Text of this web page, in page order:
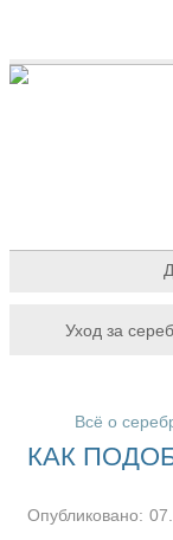
Уход за
Всё о
КАК
Опубликовано: